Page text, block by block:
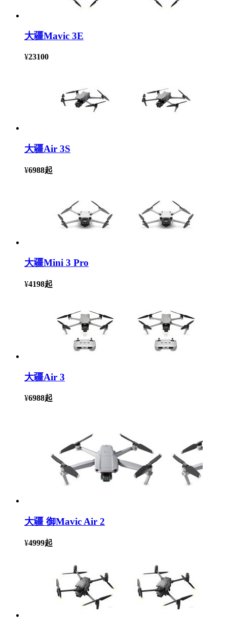
大疆Mavic 3E
¥23100
大疆Air 3S
¥6988起
大疆Mini 3 Pro
¥4198起
大疆Air 3
¥6988起
大疆 御Mavic Air 2
¥4999起